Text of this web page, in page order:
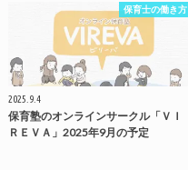
保育士の働き方
2025.9.4
保育塾のオンラインサークル「ＶＩ
ＲＥＶＡ」2025年9月の予定